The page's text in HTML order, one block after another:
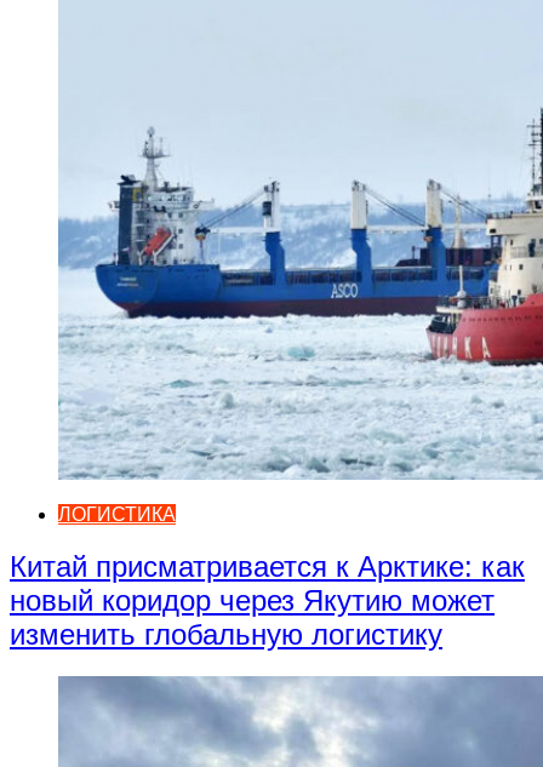
ЛОГИСТИКА
Китай присматривается к Арктике: как
новый коридор через Якутию может
изменить глобальную логистику